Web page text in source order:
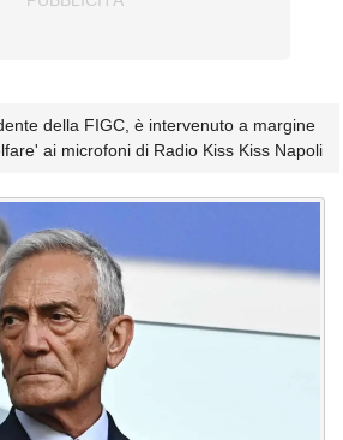
della FIGC, è intervenuto a margine
ai microfoni di Radio Kiss Kiss Napoli